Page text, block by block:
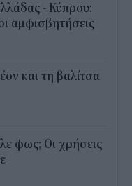
- Κύπρου:
αμφισβητήσεις
και τη βαλίτσα
φως; Οι χρήσεις